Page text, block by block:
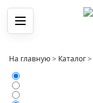
Меню
На главную> Каталог>